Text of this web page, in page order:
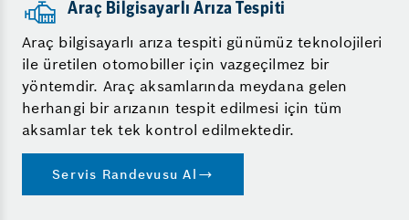
Araç Bilgisayarlı Arıza Tespiti
Araç bilgisayarlı arıza tespiti günümüz teknolojileri
ile üretilen otomobiller için vazgeçilmez bir
yöntemdir. Araç aksamlarında meydana gelen
herhangi bir arızanın tespit edilmesi için tüm
aksamlar tek tek kontrol edilmektedir.
Servis Randevusu Al